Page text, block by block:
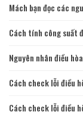
Mách bạn đọc các
Cách tính công suất
Nguyên nhân điều
Cách check lỗi điều
Cách check lỗi điều